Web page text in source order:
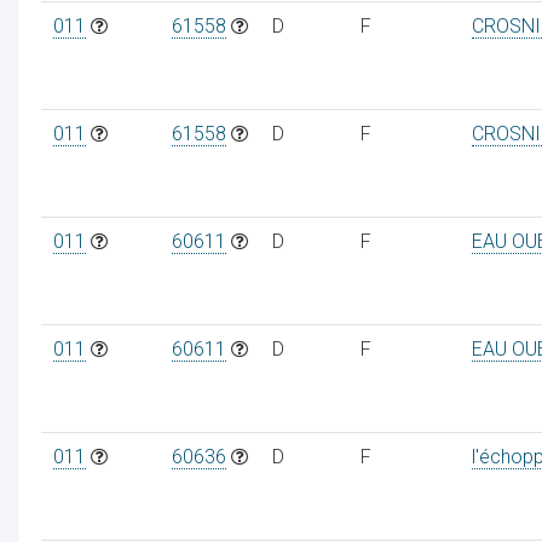
011 61558 D F
011 61558 D F
011 60611 D F EAU
011 60611 D F EAU
011 60636 D F